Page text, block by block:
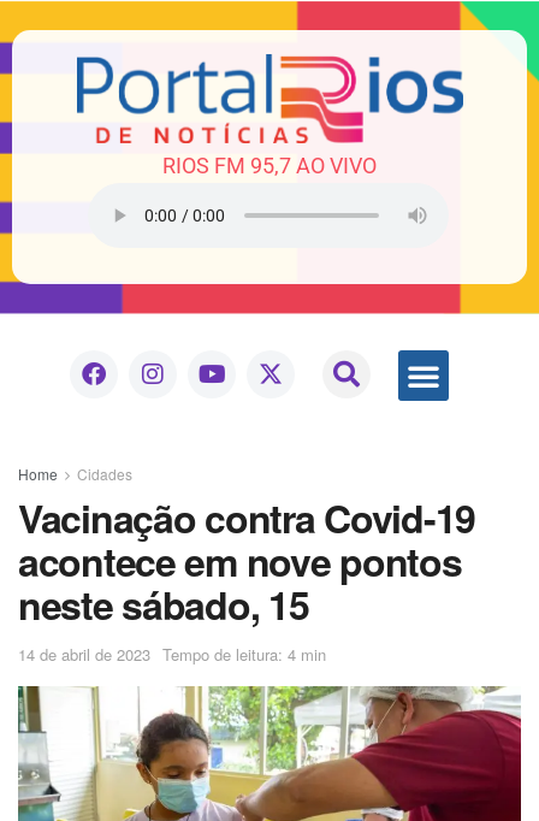
RIOS FM 95,7 AO VIVO
Home Cidades
Vacinação contra Covid-19
acontece em nove pontos
neste sábado, 15
14 de abril de 2023 Tempo de leitura: 4 min